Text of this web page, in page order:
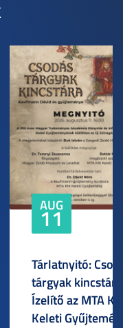
AUG
11
Tárlatnyitó:
tárgyak
Ízelítő az MTA
Keleti